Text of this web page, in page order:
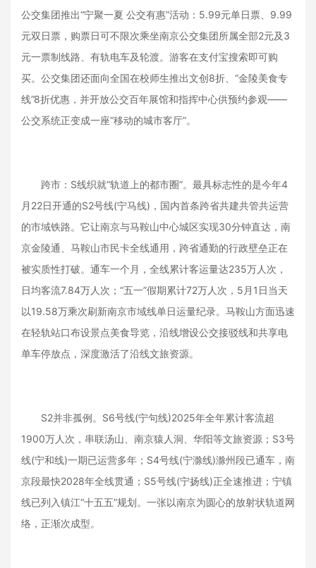
公交集团推出“宁聚一夏 公交有惠”活动：5.99元单日票、9.99
元双日票，购票日可不限次乘坐南京公交集团所属全部2元及3
元一票制线路、有轨电车及轮渡。游客在支付宝搜索即可购
买。公交集团还面向全国在校师生推出文创8折、“金陵美食专
线”8折优惠，并开放公交百年展馆和指挥中心供预约参观——
公交系统正变成一座“移动的城市客厅”。
跨市：S线织就“轨道上的都市圈”。最具标志性的是今年4
月22日开通的S2号线(宁马线)，国内首条跨省共建共管共运营
的市域铁路。它让南京与马鞍山中心城区实现30分钟直达，南
京金陵通、马鞍山市民卡全线通用，跨省通勤的行政壁垒正在
被实质性打破。通车一个月，全线累计客运量达235万人次，
日均客流7.84万人次；“五一”假期累计72万人次，5月1日当天
以19.58万乘次刷新南京市域线单日运量纪录。马鞍山方面迅速
在轻轨站口布设景点美食导览，沿线增设公交接驳线和共享电
单车停放点，深度激活了沿线文旅资源。
S2并非孤例。S6号线(宁句线)2025年全年累计客流超
1900万人次，串联汤山、南京猿人洞、华阳等文旅资源；S3号
线(宁和线)一期已运营多年；S4号线(宁滁线)滁州段已通车，南
京段最快2028年全线贯通；S5号线(宁扬线)正全速推进；宁镇
线已列入镇江“十五五”规划。一张以南京为圆心的放射状轨道网
络，正渐次成型。